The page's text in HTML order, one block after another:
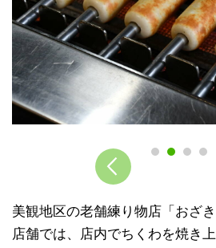
美観地区の老舗練り物店「おざ
店舗では、店内でちくわを焼き